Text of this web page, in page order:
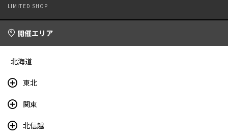
LIMITED SHOP
開催エリア
北海道
東北
関東
北信越